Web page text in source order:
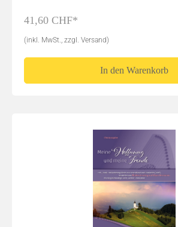
41,60 CHF*
(inkl. MwSt., zzgl. Versand)
In den Warenkorb